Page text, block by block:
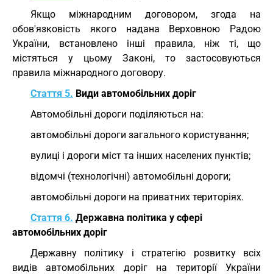
Якщо міжнародним договором, згода на
обов'язковість якого надана Верховною Радою
України, встановлено інші правила, ніж ті, що
містяться у цьому Законі, то застосовуються
правила міжнародного договору.
Стаття 5. Види автомобільних доріг
Автомобільні дороги поділяються на:
автомобільні дороги загального користування;
вулиці і дороги міст та інших населених пунктів;
відомчі (технологічні) автомобільні дороги;
автомобільні дороги на приватних територіях.
Стаття 6. Державна політика у сфері
автомобільних доріг
Державну політику і стратегію розвитку всіх
видів автомобільних доріг на території України